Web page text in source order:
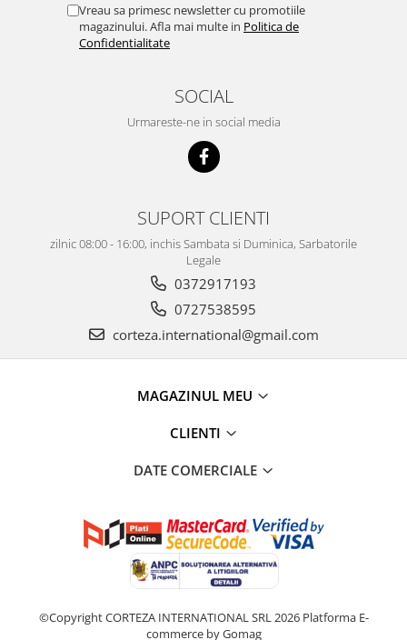
Vreau sa primesc newsletter cu promotiile
magazinului. Afla mai multe in Politica de
Confidentialitate
SOCIAL
Urmareste-ne in social media
SUPORT CLIENTI
zilnic 08:00 - 16:00, inchis Sambata si Duminica, Sarbatorile
Legale
0372917193
0727538595
corteza.international@gmail.com
MAGAZINUL MEU
CLIENTI
DATE COMERCIALE
©Copyright CORTEZA INTERNATIONAL SRL 2026 Platforma E-
commerce by Gomag